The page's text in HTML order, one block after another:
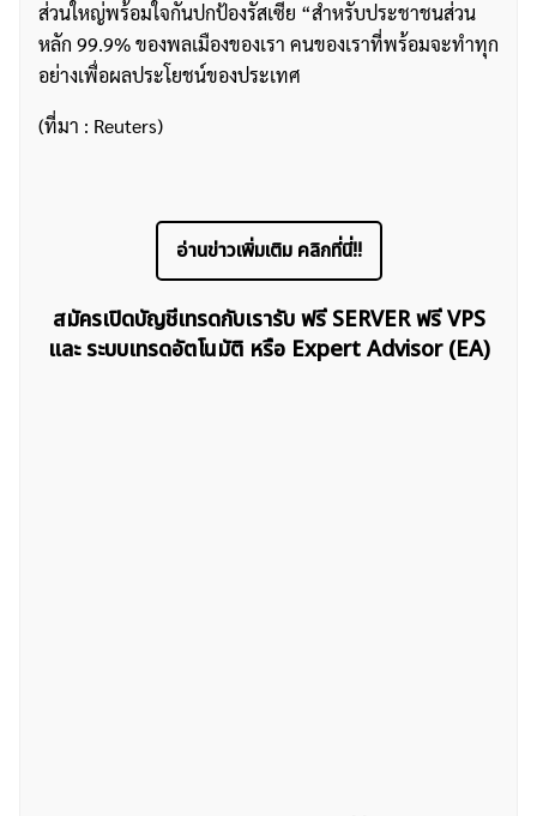
ส่วนใหญ่พร้อมใจกันปกป้องรัสเซีย “สำหรับประชาชนส่วน
หลัก 99.9% ของพลเมืองของเรา คนของเราที่พร้อมจะทำทุก
อย่างเพื่อผลประโยชน์ของประเทศ
(ที่มา : Reuters)
อ่านข่าวเพิ่มเติม คลิกที่นี่!!
สมัครเปิดบัญชีเทรดกับเรารับ ฟรี SERVER ฟรี VPS
และ ระบบเทรดอัตโนมัติ หรือ Expert Advisor (EA)